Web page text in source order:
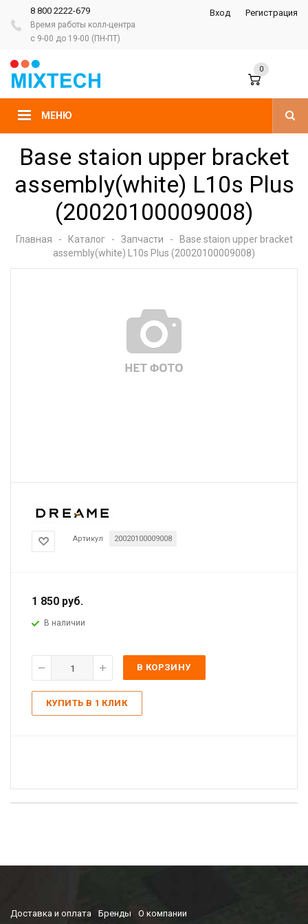
8 800 2222-679
Время работы колл-центра
с 9-00 до 19-00 (ПН-ПТ)
Вход Регистрация
МЕНЮ
0
Base staion upper bracket
assembly(white) L10s Plus
(20020100009008)
Главная - Каталог - Запчасти -
Base staion upper bracket
assembly(white) L10s Plus (20020100009008)
Артикул 20020100009008
1 850 руб.
В наличии
В КОРЗИНУ
КУПИТЬ В 1 КЛИК
Доставка и оплата Бренды О компании